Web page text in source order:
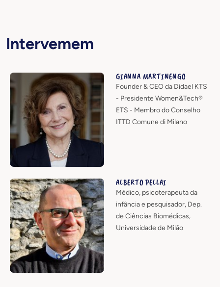
Intervemem
GIANNA MARTINENGO
Founder & CEO da Didael KTS
- Presidente Women&Tech®
ETS - Membro do Conselho
ITTD Comune di Milano
ALBERTO PELLAI
Médico, psicoterapeuta da
infância e pesquisador, Dep.
de Ciências Biomédicas,
Universidade de Milão